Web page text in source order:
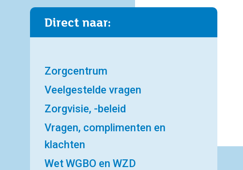
Direct naar:
Zorgcentrum
Veelgestelde vragen
Zorgvisie, -beleid
Vragen, complimenten en
klachten
Wet WGBO en WZD